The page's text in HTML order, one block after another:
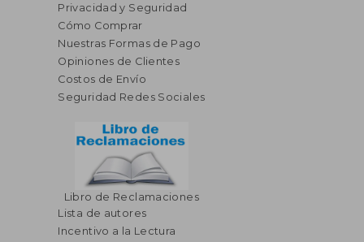
Privacidad y Seguridad
Cómo Comprar
Nuestras Formas de Pago
Opiniones de Clientes
Costos de Envío
Seguridad Redes Sociales
Libro de Reclamaciones
Lista de autores
Incentivo a la Lectura